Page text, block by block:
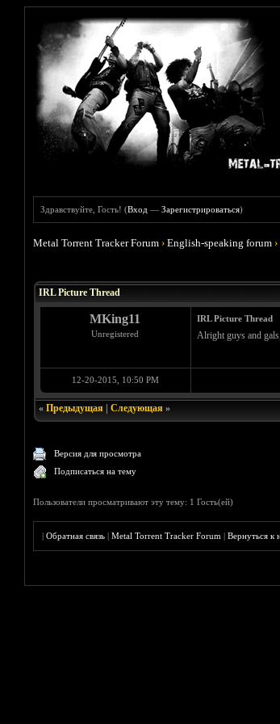
Здравствуйте, Гость! (Вход —Зарегистрироваться)
Metal Torrent Tracker Forum ›English-speaking forum ›
IRL Picture Thread
MKing11
Unregistered
IRL Picture Thread
Alright guys and
12-20-2015, 10:50 PM
« Предыдущая| Следующая»
Версия для просмотра
Подписаться на тему
Пользователи просматривают эту тему: 1 Гость(ей)
|Обратная связь |Metal Torrent Tracker Forum |Вернуться к